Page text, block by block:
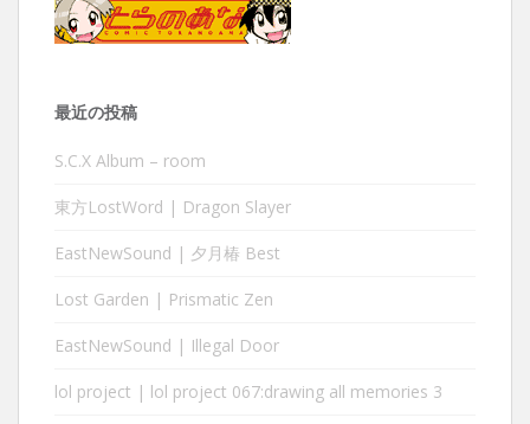
最近の投稿
S.C.X Album – room
東方LostWord | Dragon Slayer
EastNewSound | 夕月椿 Best
Lost Garden | Prismatic Zen
EastNewSound | Illegal Door
lol project | lol project 067:drawing all memories 3